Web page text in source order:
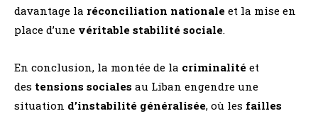
davantage la réconciliation nationale et la mise en
place d’une véritable stabilité sociale.
En conclusion, la montée de la criminalité et
des tensions sociales au Liban engendre une
situation d’instabilité généralisée, où les failles